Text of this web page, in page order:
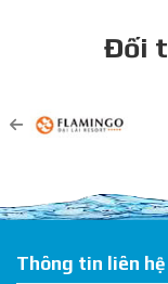
Đối
Thông tin liên hệ